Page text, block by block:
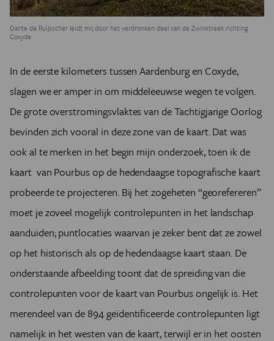
Dante de Ruijsscher leidt mij door het verdronken deel van de Zwinstreek richting
Coxyde.
In de eerste kilometers tussen Aardenburg en Coxyde,
slagen we er amper in om middeleeuwse wegen te volgen.
De grote overstromingsvlaktes van de Tachtigjarige Oorlog
bevinden zich vooral in deze zone van de kaart. Dat was
ook al te merken in het begin mijn onderzoek, toen ik de
kaart van Pourbus op de hedendaagse topografische kaart
probeerde te projecteren. Bij het zogeheten “georefereren”
moet je zoveel mogelijk controlepunten in het landschap
aanduiden; puntlocaties waarvan je zeker bent dat ze zowel
op het historisch als op de hedendaagse kaart staan. De
onderstaande afbeelding toont dat de spreiding van die
controlepunten voor de kaart van Pourbus ongelijk is. Het
merendeel van de 894 geïdentificeerde controlepunten ligt
namelijk in het westen van de kaart, terwijl er in het oosten